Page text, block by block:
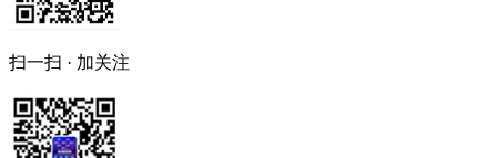
扫一扫 · 加关注